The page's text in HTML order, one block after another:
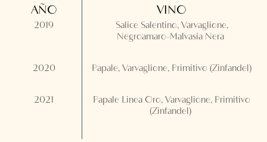
AÑO
2019
VINO
Salice Salentino, Varvaglione,
Negroamaro-Malvasía Nera
2020 Papale, Varvaglione, Primitivo (Zinfandel)
2021
Papale Linea Oro, Varvaglione, Primitivo
(Zinfandel)